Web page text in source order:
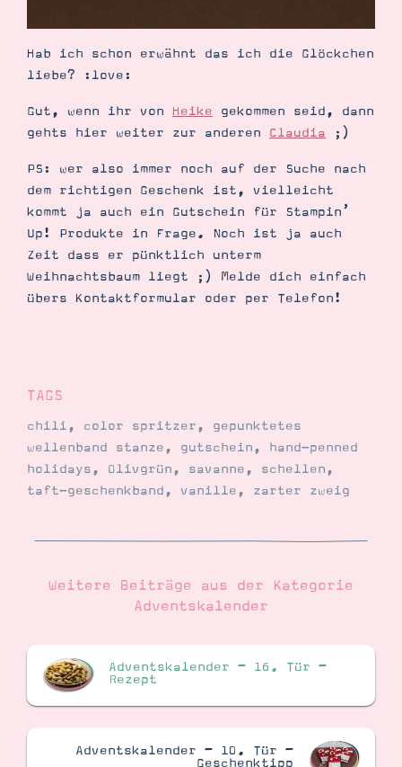
Hab ich schon erwähnt das ich die Glöckchen
liebe? :love:
Gut, wenn ihr von Heike gekommen seid, dann
gehts hier weiter zur anderen Claudia ;)
PS: wer also immer noch auf der Suche nach
dem richtigen Geschenk ist, vielleicht
kommt ja auch ein Gutschein für Stampin’
Up! Produkte in Frage. Noch ist ja auch
Zeit dass er pünktlich unterm
Weihnachtsbaum liegt ;) Melde dich einfach
übers Kontaktformular oder per Telefon!
TAGS
chili, color spritzer, gepunktetes
wellenband stanze, gutschein, hand-penned
holidays, Olivgrün, savanne, schellen,
taft-geschenkband, vanille, zarter zweig
Weitere Beiträge aus der Kategorie
Adventskalender
Adventskalender – 16. Tür –
Rezept
Adventskalender – 10. Tür –
Geschenktipp